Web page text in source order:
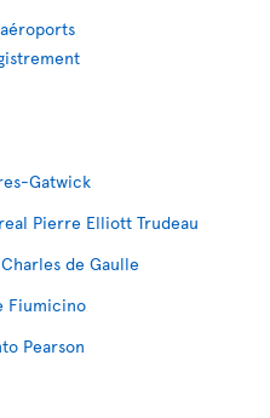
Gatwick
Pierre Elliott Trudeau
de Gaulle
Fiumicino
Pearson